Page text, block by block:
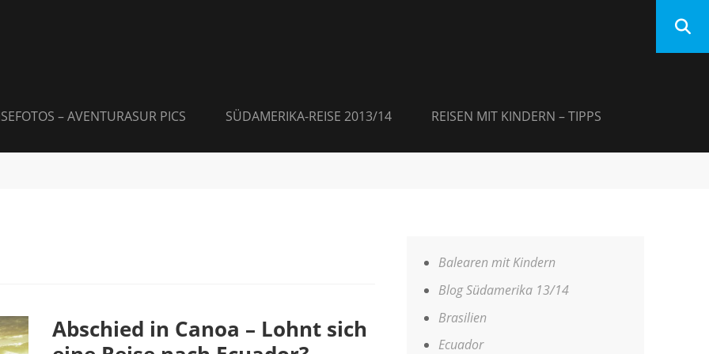
– AVENTURASUR PICS SÜDAMERIKA-REISE 2013/14 REISEN MIT KINDERN – TIPPS
Abschied in Canoa – Lohnt sich
Balearen mit Kindern
Blog Südamerika 13/14
Brasilien
Ecuador